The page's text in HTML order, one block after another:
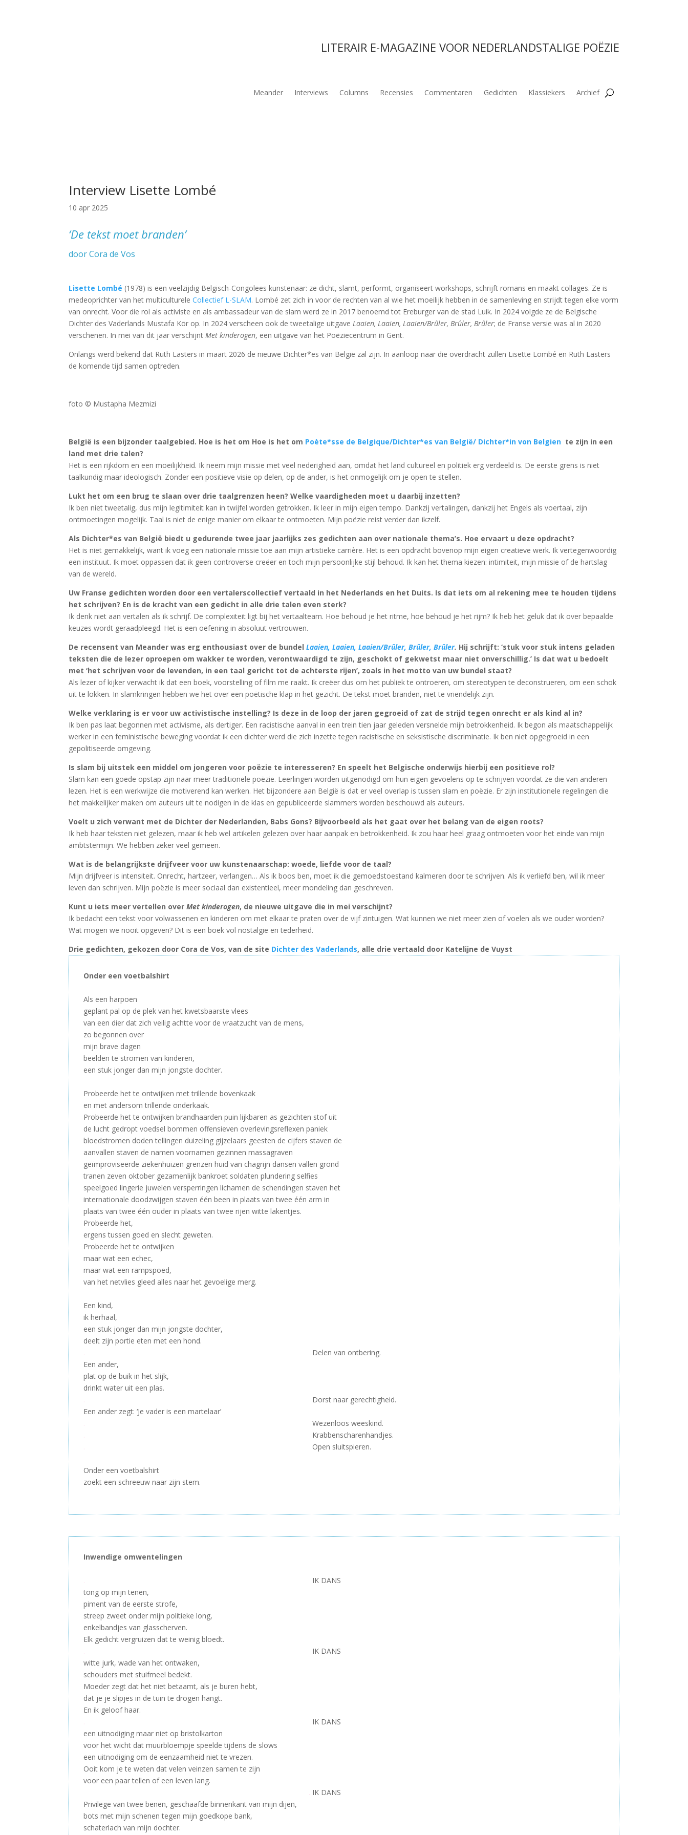
LITERAIR E-MAGAZINE VOOR NEDERLANDSTALIGE POËZIE
Meander Interviews Columns Recensies Commentaren Gedichten Klassiekers Archief
Interview Lisette Lombé
10 apr 2025
‘De tekst moet branden’
door Cora de Vos
Lisette Lombé (1978) is een veelzijdig Belgisch-Congolees kunstenaar: ze dicht, slamt, performt, organiseert workshops, schrijft romans en maakt collages. Ze is
medeoprichter van het multicultureleCollectief L-SLAM. Lombé zet zich in voor de rechten van al wie het moeilijk hebben in de samenleving en strijdt tegen elke vorm
van onrecht. Voor die rol als activiste en als ambassadeur van de slam werd ze in 2017 benoemd tot Ereburger van de stad Luik. In 2024 volgde ze de Belgische
Dichter des Vaderlands Mustafa Kör op. In 2024 verscheen ook de tweetalige uitgaveLaaien, Laaien, Laaien/Brûler, Brûler, Brûler; de Franse versie was al in 2020
verschenen. In mei van dit jaar verschijntMet kinderogen, een uitgave van het Poëziecentrum in Gent.
Onlangs werd bekend dat Ruth Lasters in maart 2026 de nieuwe Dichter*es van België zal zijn. In aanloop naar die overdracht zullen Lisette Lombé en Ruth Lasters
de komende tijd samen optreden.
foto © Mustapha Mezmizi
België is een bijzonder taalgebied. Hoe is het om Hoe is het om Poète*sse de Belgique/Dichter*es van België/ Dichter*in von Belgien te zijn in een
land met drie talen?
Het is een rijkdom en een moeilijkheid. Ik neem mijn missie met veel nederigheid aan, omdat het land cultureel en politiek erg verdeeld is. De eerste grens is niet
taalkundig maar ideologisch. Zonder een positieve visie op delen, op de ander, is het onmogelijk om je open te stellen.
Lukt het om een brug te slaan over drie taalgrenzen heen? Welke vaardigheden moet u daarbij inzetten?
Ik ben niet tweetalig, dus mijn legitimiteit kan in twijfel worden getrokken. Ik leer in mijn eigen tempo. Dankzij vertalingen, dankzij het Engels als voertaal, zijn
ontmoetingen mogelijk. Taal is niet de enige manier om elkaar te ontmoeten. Mijn poëzie reist verder dan ikzelf.
Als Dichter*es van België biedt u gedurende twee jaar jaarlijks zes gedichten aan over nationale thema’s. Hoe ervaart u deze opdracht?
Het is niet gemakkelijk, want ik voeg een nationale missie toe aan mijn artistieke carrière. Het is een opdracht bovenop mijn eigen creatieve werk. Ik vertegenwoordig
een instituut. Ik moet oppassen dat ik geen controverse creëer en toch mijn persoonlijke stijl behoud. Ik kan het thema kiezen: intimiteit, mijn missie of de hartslag
van de wereld.
Uw Franse gedichten worden door een vertalerscollectief vertaald in het Nederlands en het Duits. Is dat iets om al rekening mee te houden tijdens
het schrijven? En is de kracht van een gedicht in alle drie talen even sterk?
Ik denk niet aan vertalen als ik schrijf. De complexiteit ligt bij het vertaalteam. Hoe behoud je het ritme, hoe behoud je het rijm? Ik heb het geluk dat ik over bepaalde
keuzes wordt geraadpleegd. Het is een oefening in absoluut vertrouwen.
De recensent van Meander was erg enthousiast over de bundelLaaien, Laaien, Laaien/Brûler, Brûler, Brûler. Hij schrijft: ‘stuk voor stuk intens geladen
teksten die de lezer oproepen om wakker te worden, verontwaardigd te zijn, geschokt of gekwetst maar niet onverschillig.’ Is dat wat u bedoelt
met ‘het schrijven voor de levenden, in een taal gericht tot de achterste rijen’, zoals in het motto van uw bundel staat?
Als lezer of kijker verwacht ik dat een boek, voorstelling of film me raakt. Ik creëer dus om het publiek te ontroeren, om stereotypen te deconstrueren, om een schok
uit te lokken. In slamkringen hebben we het over een poëtische klap in het gezicht. De tekst moet branden, niet te vriendelijk zijn.
Welke verklaring is er voor uw activistische instelling? Is deze in de loop der jaren gegroeid of zat de strijd tegen onrecht er als kind al in?
Ik ben pas laat begonnen met activisme, als dertiger. Een racistische aanval in een trein tien jaar geleden versnelde mijn betrokkenheid. Ik begon als maatschappelijk
werker in een feministische beweging voordat ik een dichter werd die zich inzette tegen racistische en seksistische discriminatie. Ik ben niet opgegroeid in een
gepolitiseerde omgeving.
Is slam bij uitstek een middel om jongeren voor poëzie te interesseren? En speelt het Belgische onderwijs hierbij een positieve rol?
Slam kan een goede opstap zijn naar meer traditionele poëzie. Leerlingen worden uitgenodigd om hun eigen gevoelens op te schrijven voordat ze die van anderen
lezen. Het is een werkwijze die motiverend kan werken. Het bijzondere aan België is dat er veel overlap is tussen slam en poëzie. Er zijn institutionele regelingen die
het makkelijker maken om auteurs uit te nodigen in de klas en gepubliceerde slammers worden beschouwd als auteurs.
Voelt u zich verwant met de Dichter der Nederlanden, Babs Gons? Bijvoorbeeld als het gaat over het belang van de eigen roots?
Ik heb haar teksten niet gelezen, maar ik heb wel artikelen gelezen over haar aanpak en betrokkenheid. Ik zou haar heel graag ontmoeten voor het einde van mijn
ambtstermijn. We hebben zeker veel gemeen.
Wat is de belangrijkste drijfveer voor uw kunstenaarschap: woede, liefde voor de taal?
Mijn drijfveer is intensiteit. Onrecht, hartzeer, verlangen… Als ik boos ben, moet ik die gemoedstoestand kalmeren door te schrijven. Als ik verliefd ben, wil ik meer
leven dan schrijven. Mijn poëzie is meer sociaal dan existentieel, meer mondeling dan geschreven.
Kunt u iets meer vertellen overMet kinderogen, de nieuwe uitgave die in mei verschijnt?
Ik bedacht een tekst voor volwassenen en kinderen om met elkaar te praten over de vijf zintuigen. Wat kunnen we niet meer zien of voelen als we ouder worden?
Wat mogen we nooit opgeven? Dit is een boek vol nostalgie en tederheid.
Drie gedichten, gekozen door Cora de Vos, van de site Dichter des Vaderlands, alle drie vertaald door Katelijne de Vuyst
Onder een voetbalshirt
Als een harpoen
geplant pal op de plek van het kwetsbaarste vlees
van een dier dat zich veilig achtte voor de vraatzucht van de mens,
zo begonnen over
mijn brave dagen
beelden te stromen van kinderen,
een stuk jonger dan mijn jongste dochter.
Probeerde het te ontwijken met trillende bovenkaak
en met andersom trillende onderkaak.
Probeerde het te ontwijken brandhaarden puin lijkbaren as gezichten stof uit
de lucht gedropt voedsel bommen offensieven overlevingsreflexen paniek
bloedstromen doden tellingen duizeling gijzelaars geesten de cijfers staven de
aanvallen staven de namen voornamen gezinnen massagraven
geïmproviseerde ziekenhuizen grenzen huid van chagrijn dansen vallen grond
tranen zeven oktober gezamenlijk bankroet soldaten plundering selfies
speelgoed lingerie juwelen versperringen lichamen de schendingen staven het
internationale doodzwijgen staven één been in plaats van twee één arm in
plaats van twee één ouder in plaats van twee rijen witte lakentjes.
Probeerde het,
ergens tussen goed en slecht geweten.
Probeerde het te ontwijken
maar wat een echec,
maar wat een rampspoed,
van het netvlies gleed alles naar het gevoelige merg.
Een kind,
ik herhaal,
een stuk jonger dan mijn jongste dochter,
deelt zijn portie eten met een hond.
.
Delen van ontbering.
Een ander,
plat op de buik in het slijk,
drinkt water uit een plas.
.
Dorst naar gerechtigheid.
Een ander zegt: ‘Je vader is een martelaar’
.
Wezenloos weeskind.
.
Krabbenscharenhandjes.
. Open sluitspieren.
Onder een voetbalshirt
zoekt een schreeuw naar zijn stem.
Inwendige omwentelingen
.
IK DANS
tong op mijn tenen,
piment van de eerste strofe,
streep zweet onder mijn politieke long,
enkelbandjes van glasscherven.
Elk gedicht vergruizen dat te weinig bloedt.
.
IK DANS
witte jurk, wade van het ontwaken,
schouders met stuifmeel bedekt.
Moeder zegt dat het niet betaamt, als je buren hebt,
dat je je slipjes in de tuin te drogen hangt.
En ik geloof haar.
.
IK DANS
een uitnodiging maar niet op bristolkarton
voor het wicht dat muurbloempje speelde tijdens de slows
een uitnodiging om de eenzaamheid niet te vrezen.
Ooit kom je te weten dat velen veinzen samen te zijn
voor een paar tellen of een leven lang.
. IK DANS
Privilege van twee benen, geschaafde binnenkant van mijn dijen,
bots met mijn schenen tegen mijn goedkope bank,
schaterlach van mijn dochter.